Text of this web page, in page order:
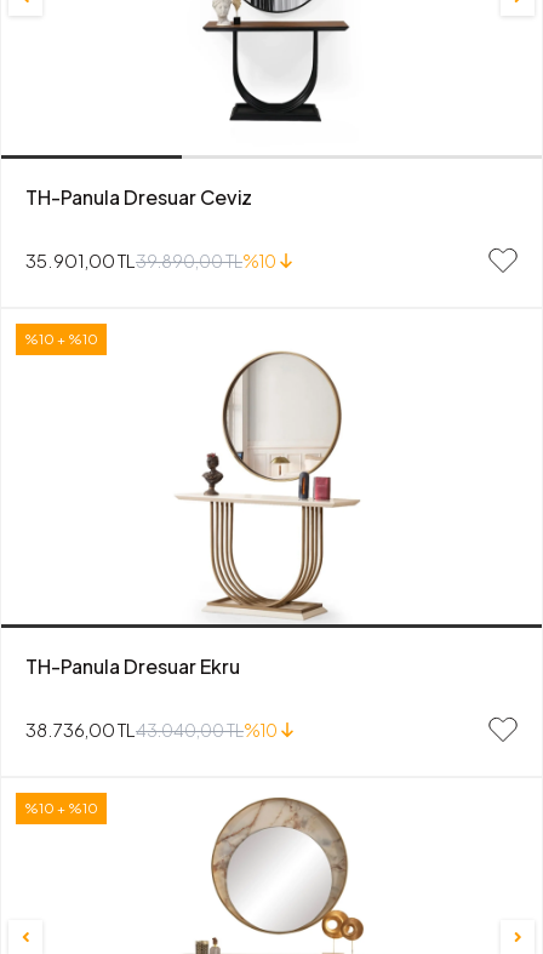
TH-Panula Dresuar Ceviz
35.901,00 TL 39.890,00 TL%10
%10 + %10
TH-Panula Dresuar Ekru
38.736,00 TL 43.040,00 TL%10
%10 + %10